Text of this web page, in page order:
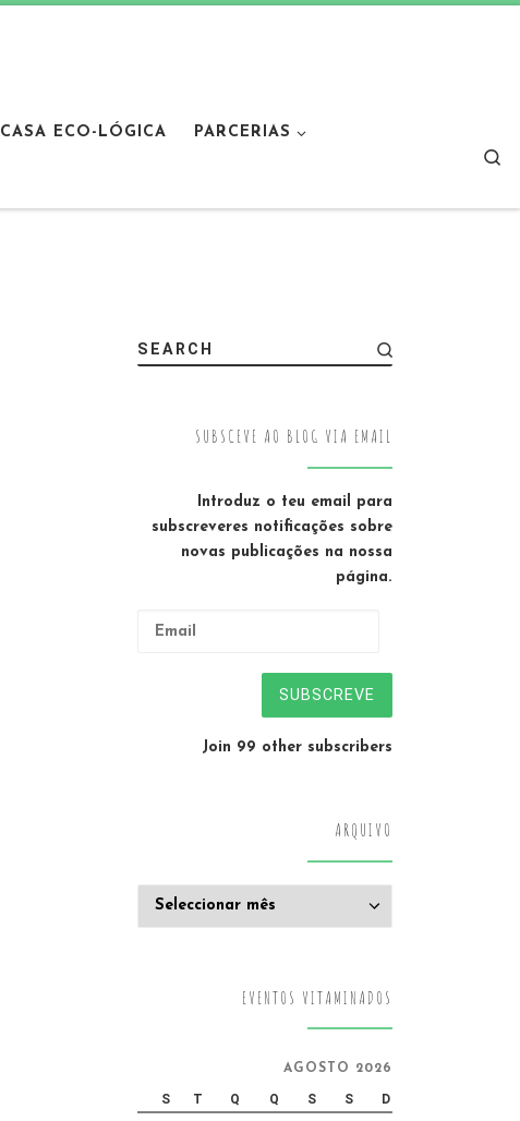
CASA ECO-LÓGICA PARCERIAS
SEARCH
SUBSCEVE AO BLOG VIA EMAIL
Introduz o teu email para
subscreveres notificações sobre
novas publicações na nossa
página.
SUBSCREVE
Join 99 other subscribers
ARQUIVO
EVENTOS VITAMINADOS
AGOSTO 2026
S T Q Q S S D